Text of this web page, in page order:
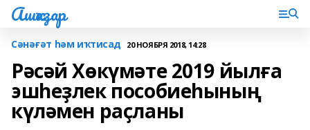
Ашҡаҙар
Сәнәғәт һәм иҡтисад 20 НОЯБРЯ 2018, 14:28
Рәсәй Хөкүмәте 2019 йылға
эшһеҙлек пособиеһының
күләмен раҫланы